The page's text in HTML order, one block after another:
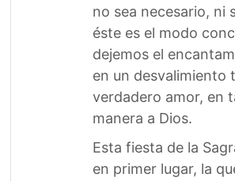
no sea necesario, ni
éste es el modo
dejemos el
en un desvalimiento
verdadero amor, en
manera a Dios.
Esta fiesta de la
en primer lugar, la